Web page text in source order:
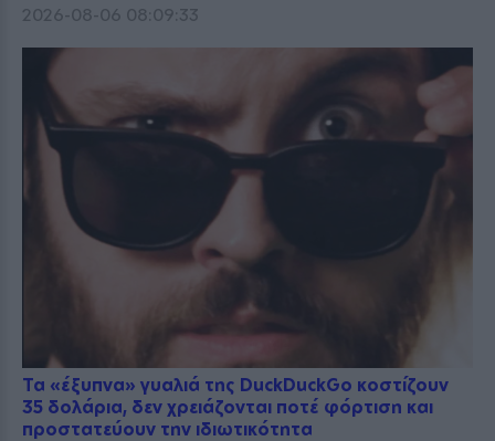
2026-08-06 08:09:33
Τα «έξυπνα» γυαλιά της DuckDuckGo κοστίζουν
35 δολάρια, δεν χρειάζονται ποτέ φόρτιση και
προστατεύουν την ιδιωτικότητα